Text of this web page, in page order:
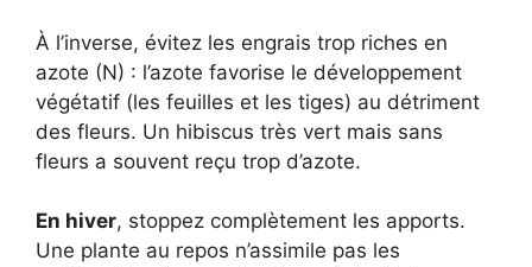
À l’inverse, évitez les engrais trop riches en
azote (N) : l’azote favorise le développement
végétatif (les feuilles et les tiges) au détriment
des fleurs. Un hibiscus très vert mais sans
fleurs a souvent reçu trop d’azote.
En hiver, stoppez complètement les apports.
Une plante au repos n’assimile pas les